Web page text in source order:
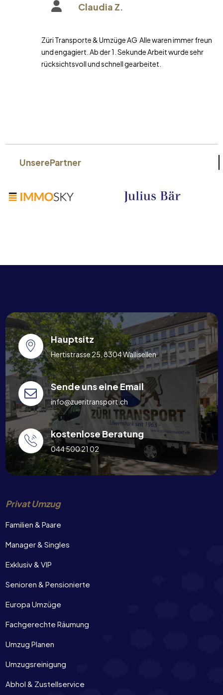
Claudia Z.
Züri Transporte & Umzüge AG Alle waren immer freundlich
und engagiert. Ab der 1. Sekunde Arbeit wurde sehr
rücksichtsvoll und schnell gearbeitet.
UnserePartner
Hauptsitz
Hertistrasse 25, 8304 Wallisellen
Sende uns eine Email
info@zueritransport.ch
kostenlose Beratung
044 500 21 02
Privat Umzug
Familien & Paare
Manager & Singles
Exklusiv & VIP
Senioren & Pensionierte
Europa Umzüge
Fachgerechte Räumung
Umzug Planen
Umzugsreinigung
Abhol & Zustellservice